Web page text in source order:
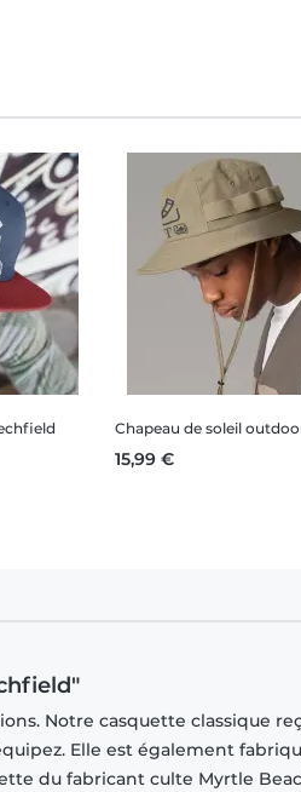
15,99 €
Notre casquette classique
Elle est également
du fabricant culte Myrtle